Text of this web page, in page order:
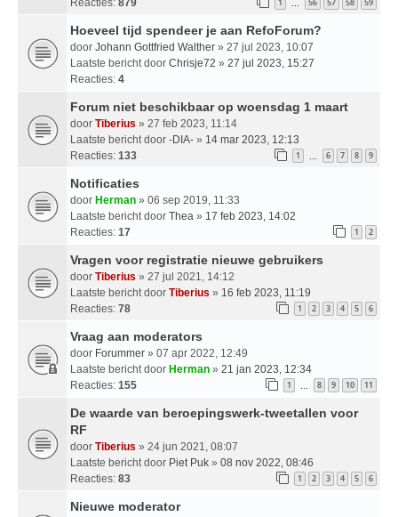
1 … 56 57 58 59
Hoeveel tijd spendeer je aan RefoForum?
door Johann Gottfried Walther » 27 jul 2023, 10:07
Laatste bericht door Chrisje72 » 27 jul 2023, 15:27
Reacties: 4
Forum niet beschikbaar op woensdag 1 maart
door Tiberius » 27 feb 2023, 11:14
Laatste bericht door -DIA- » 14 mar 2023, 12:13
Reacties: 133 1 … 6 7 8 9
Notificaties
door Herman » 06 sep 2019, 11:33
Laatste bericht door Thea » 17 feb 2023, 14:02
Reacties: 17 1 2
Vragen voor registratie nieuwe gebruikers
door Tiberius » 27 jul 2021, 14:12
Laatste bericht door Tiberius » 16 feb 2023, 11:19
Reacties: 78 1 2 3 4 5 6
Vraag aan moderators
door Forummer » 07 apr 2022, 12:49
Laatste bericht door Herman » 21 jan 2023, 12:34
Reacties: 155 1 … 8 9 10 11
De waarde van beroepingswerk-tweetallen voor
RF
door Tiberius » 24 jun 2021, 08:07
Laatste bericht door Piet Puk » 08 nov 2022, 08:46
Reacties: 83 1 2 3 4 5 6
Nieuwe moderator